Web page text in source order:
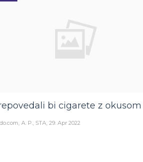
bi cigarete z okusom
A. P., STA 29. Apr 2022